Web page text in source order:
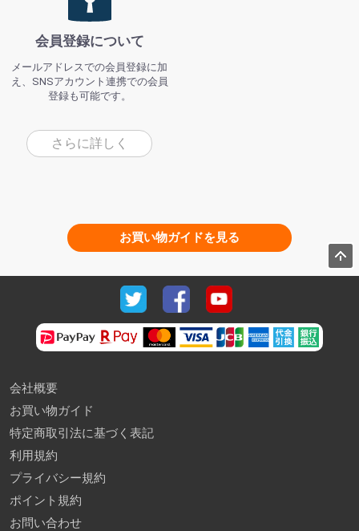
会員登録について
メールアドレスでの会員登録に加
え、SNSアカウント連携での会員
登録も可能です。
さらに詳しく
お買い物ガイドを見る
会社概要
お買い物ガイド
特定商取引法に基づく表記
利用規約
プライバシー規約
ポイント規約
お問い合わせ